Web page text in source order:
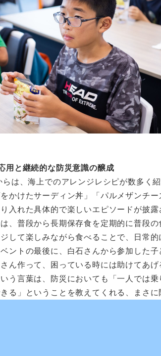
用と継続的な防災意識の醸成
らは、海上でのアレンジレシピが数多く
かけたサーディン丼」「パルメザンチ
入れた具体的で楽しいエピソードが披露
、普段から長期保存食を定期的に普段
して楽しみながら食べることで、日常
ントの最後に、白石さんから参加した
ん作って、困っている時には助けてあ
う言葉は、防災においても「一人では
る」ということを教えてくれる、まさ